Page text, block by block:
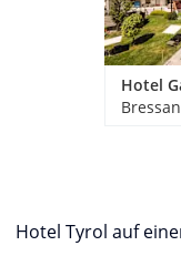
Hotel
Hotel Tyrol auf